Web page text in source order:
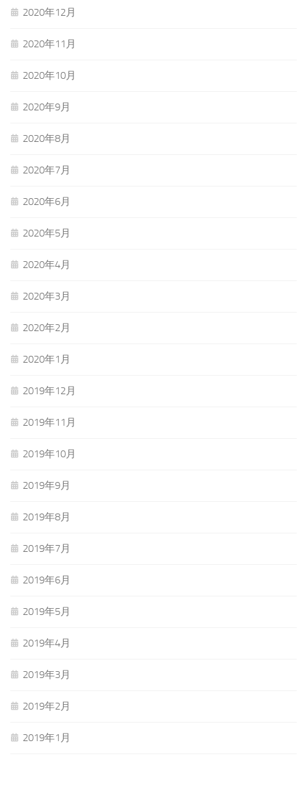
2020年12月
2020年11月
2020年10月
2020年9月
2020年8月
2020年7月
2020年6月
2020年5月
2020年4月
2020年3月
2020年2月
2020年1月
2019年12月
2019年11月
2019年10月
2019年9月
2019年8月
2019年7月
2019年6月
2019年5月
2019年4月
2019年3月
2019年2月
2019年1月